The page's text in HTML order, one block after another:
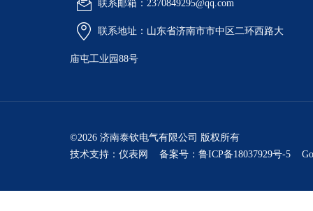
联系邮箱：2370849295@qq.com
联系地址：山东省济南市市中区二环西路大
庙屯工业园88号
©2026 济南泰钦电气有限公司 版权所有
技术支持： 仪表网 备案号：鲁ICP备18037929号-5